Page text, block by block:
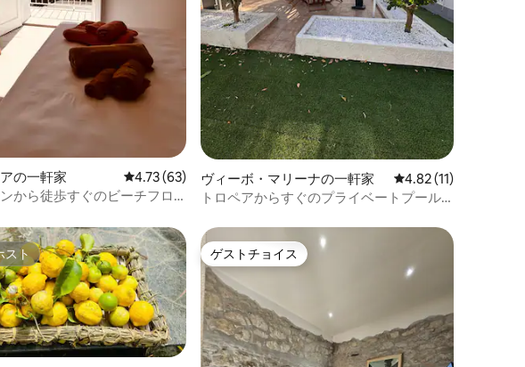
つ星の平均評価
の一軒家 レビュー63件、5つ星中4.73つ星の平均評価
4.73 (63)
から徒歩すぐのビーチフロ
ヴィーボ・マリーナの一軒家 レビュー11件、5つ
4.82 (11)
トロペアからすぐのプライベートプール
スト
スト ゲストチョイス
ゲストチョイス